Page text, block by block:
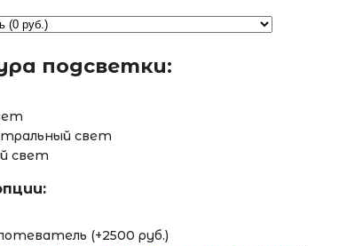
подсветки:
свет
свет
(+2500 руб.)